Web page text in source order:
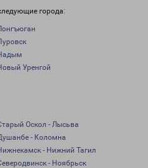
города:
Уренгой
Оскол - Лысьва
- Коломна
- Нижний Тагил
- Ноябрьск